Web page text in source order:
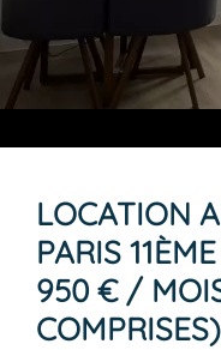
LOCATION
PARIS
950 € /
COMPRISES)